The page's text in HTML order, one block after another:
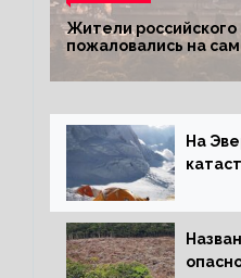
Жители российского
пожаловались на
На